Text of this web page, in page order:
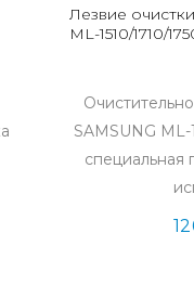
Лезвие
ML-1510/1710/
SAMSUNG ML-
специальная